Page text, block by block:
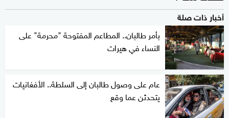
أخبار ذات صلة
بأمر طالبان.. المطاعم المفتوحة "محرمة" على
النساء في هيرات
عام على وصول طالبان إلى السلطة.. الأفغانيات
يتحدثن عما وقع